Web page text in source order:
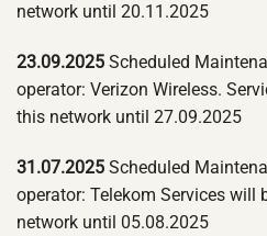
network until 20.11.2025
23.09.2025 Scheduled
operator: Verizon Wireless.
this network until 27.09.2025
31.07.2025 Scheduled
operator: Telekom Services will
network until 05.08.2025